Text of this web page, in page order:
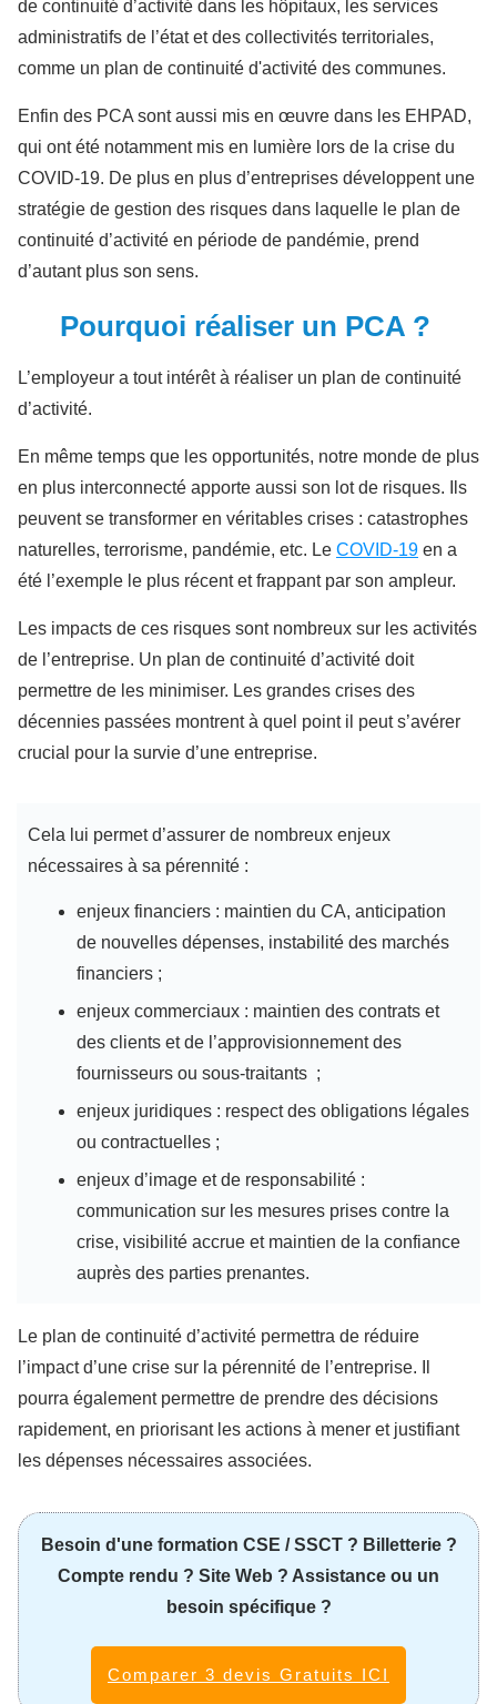
de continuité d’activité dans les hôpitaux, les services
administratifs de l’état et des collectivités territoriales,
comme un plan de continuité d'activité des communes.
Enfin des PCA sont aussi mis en œuvre dans les EHPAD,
qui ont été notamment mis en lumière lors de la crise du
COVID-19. De plus en plus d’entreprises développent une
stratégie de gestion des risques dans laquelle le plan de
continuité d’activité en période de pandémie, prend
d’autant plus son sens.
Pourquoi réaliser un PCA ?
L’employeur a tout intérêt à réaliser un plan de continuité
d’activité.
En même temps que les opportunités, notre monde de plus
en plus interconnecté apporte aussi son lot de risques. Ils
peuvent se transformer en véritables crises : catastrophes
naturelles, terrorisme, pandémie, etc. Le COVID-19 en a
été l’exemple le plus récent et frappant par son ampleur.
Les impacts de ces risques sont nombreux sur les activités
de l’entreprise. Un plan de continuité d’activité doit
permettre de les minimiser. Les grandes crises des
décennies passées montrent à quel point il peut s’avérer
crucial pour la survie d’une entreprise.
Cela lui permet d’assurer de nombreux enjeux
nécessaires à sa pérennité :
enjeux financiers : maintien du CA, anticipation
de nouvelles dépenses, instabilité des marchés
financiers ;
enjeux commerciaux : maintien des contrats et
des clients et de l’approvisionnement des
fournisseurs ou sous-traitants ;
enjeux juridiques : respect des obligations légales
ou contractuelles ;
enjeux d’image et de responsabilité :
communication sur les mesures prises contre la
crise, visibilité accrue et maintien de la confiance
auprès des parties prenantes.
Le plan de continuité d’activité permettra de réduire
l’impact d’une crise sur la pérennité de l’entreprise. Il
pourra également permettre de prendre des décisions
rapidement, en priorisant les actions à mener et justifiant
les dépenses nécessaires associées.
Besoin d'une formation CSE / SSCT ? Billetterie ?
Compte rendu ? Site Web ? Assistance ou un
besoin spécifique ?
Comparer 3 devis Gratuits ICI